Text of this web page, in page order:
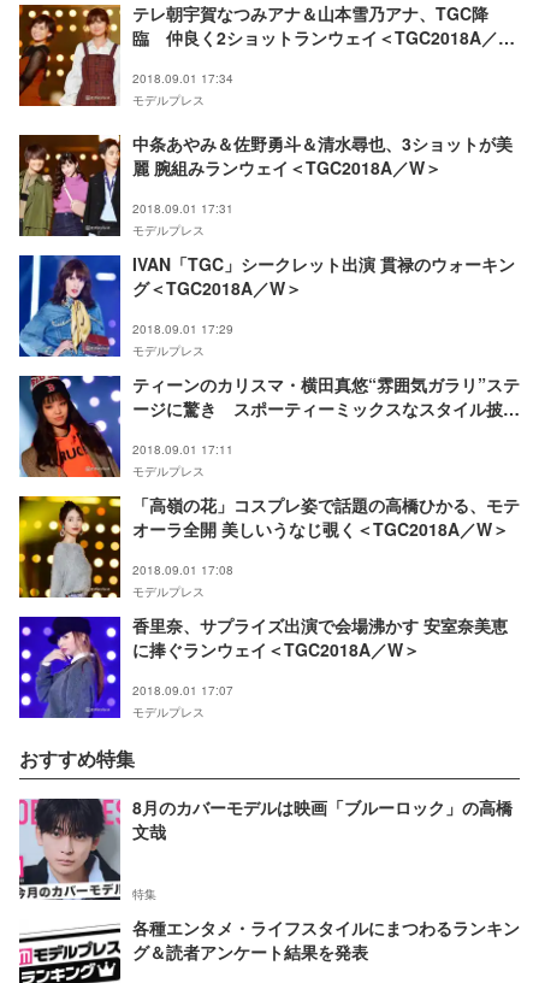
テレ朝宇賀なつみアナ＆山本雪乃アナ、TGC降
臨 仲良く2ショットランウェイ＜TGC2018A／W
2018.09.01 17:34
モデルプレス
中条あやみ＆佐野勇斗＆清水尋也、3ショットが美
麗 腕組みランウェイ＜TGC2018A／W＞
2018.09.01 17:31
モデルプレス
IVAN「TGC」シークレット出演 貫禄のウォーキン
グ＜TGC2018A／W＞
2018.09.01 17:29
モデルプレス
ティーンのカリスマ・横田真悠“雰囲気ガラリ”ステ
ージに驚き スポーティーミックスなスタイル披露
2018.09.01 17:11
モデルプレス
「高嶺の花」コスプレ姿で話題の高橋ひかる、モテ
オーラ全開 美しいうなじ覗く＜TGC2018A／W＞
2018.09.01 17:08
モデルプレス
香里奈、サプライズ出演で会場沸かす 安室奈美恵
に捧ぐランウェイ＜TGC2018A／W＞
2018.09.01 17:07
モデルプレス
おすすめ特集
8月のカバーモデルは映画「ブルーロック」の高橋
文哉
特集
各種エンタメ・ライフスタイルにまつわるランキン
グ＆読者アンケート結果を発表